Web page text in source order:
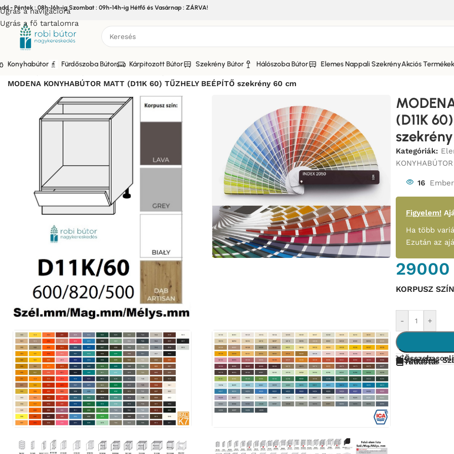
Ugrás a navigációra
Ugrás a fő tartalomra
- Péntek : 08h-16h-ig Szombat : 09h-14h-ig Hétfő és Vasárnap : ZÁRVA!
Konyhabútor Fürdőszoba Bútor Kárpitozott Bútor Szekrény Bútor Hálószoba Bútor Elemes Nappali SzekrényAkciós Termékek
Kezdőlap Elemes Konyhabútor MODENA KONYHABÚTOR MATT FRONTTAL
MODENA KONYHABÚTOR MATT (D11K 60) TŰZHELY BEÉPÍTŐ szekrény 60 cm
(D11K
Kategóriák:
16
Figyelem!
Ha több
Ezután az
29000
KORPUSZ SZÍN
- +
Szerelés,
Tudástár